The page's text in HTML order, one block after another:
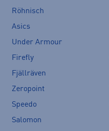
Röhnisch
Asics
Under Armour
Firefly
Fjällräven
Zeropoint
Speedo
Salomon